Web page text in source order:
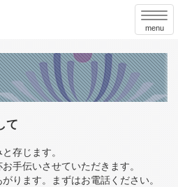
menu
て
存じます。
手伝いさせていただきます。
ります。まずはお電話ください。